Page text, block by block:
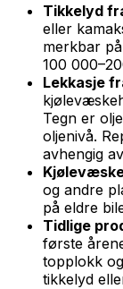
Tikkelyd
eller
merkbar
100
Lekkasje
Tegn er
oljenivå.
avhengig
og andre
på eldre
Tidlige
første
topplokk
tikkelyd